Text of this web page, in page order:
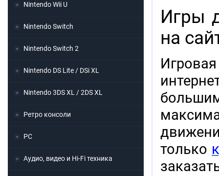
Игры
на
только
Nintendo Wii U
Nintendo Switch
Nintendo Switch 2
Nintendo DS Lite / DSi XL
Nintendo 3DS XL / 2DS XL
Ретро консоли
PC
Аудио, видео и Hi-Fi техника